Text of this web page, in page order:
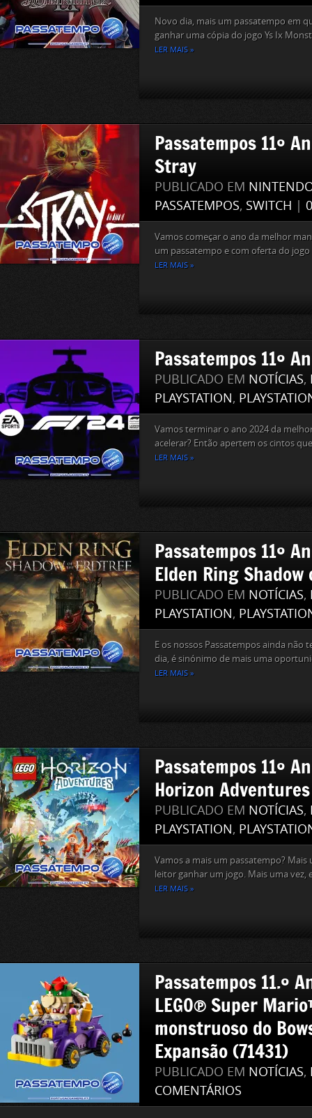
Novo dia, mais um passatempo em
ganhar uma cópia do jogo Ys Ix
LER MAIS »
Passatempos 11º
Stray
PUBLICADO EM
PASSATEMPOS, SWITCH
Vamos começar o ano da melhor
um passatempo e com oferta do
LER MAIS »
Passatempos 11º
PUBLICADO EM NOTÍCIAS,
PLAYSTATION,
Vamos terminar o ano 2024 da
acelerar? Então apertem os cintos
LER MAIS »
Passatempos 11º
Elden Ring
PUBLICADO EM NOTÍCIAS,
PLAYSTATION,
E os nossos Passatempos ainda não
dia, é sinónimo de mais uma
LER MAIS »
Passatempos 11º
Horizon Adventures
PUBLICADO EM NOTÍCIAS,
PLAYSTATION,
Vamos a mais um passatempo?
leitor ganhar um jogo. Mais uma vez,
LER MAIS »
Passatempos 11.º
LEGO® Super
monstruoso do
Expansão (71431)
PUBLICADO EM NOTÍCIAS,
COMENTÁRIOS